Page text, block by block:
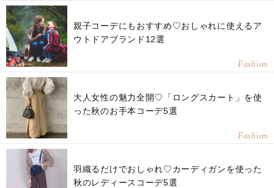
親子コーデにもおすすめ♡おしゃれに使えるア
ウトドアブランド12選
Fashion
大人女性の魅力全開♡「ロングスカート」を使
った秋のお手本コーデ5選
Fashion
羽織るだけでおしゃれ♡カーディガンを使った
秋のレディースコーデ5選